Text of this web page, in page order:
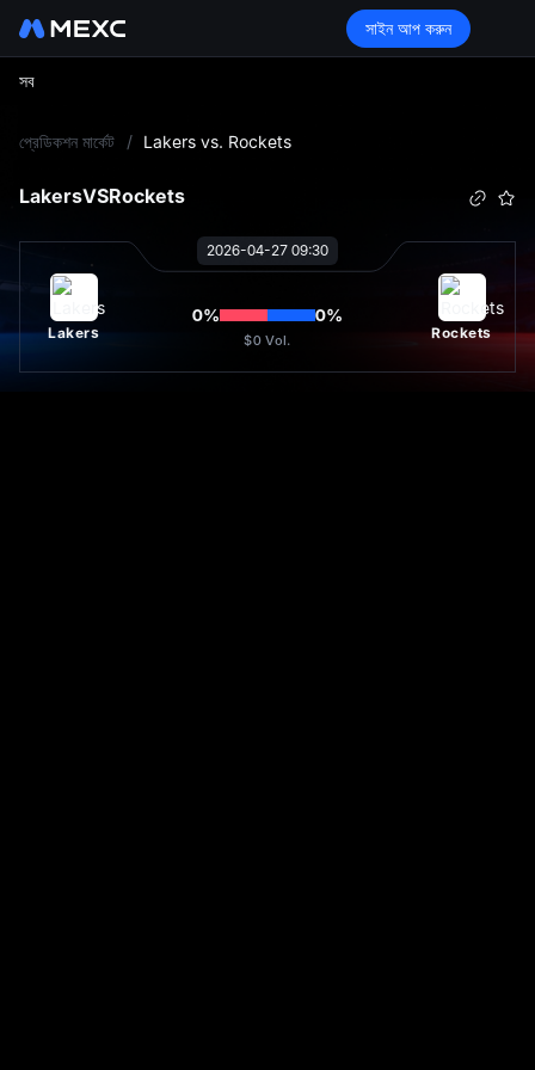
সাইন আপ করুন
সব
প্রেডিকশন মার্কেট / Lakers vs. Rockets
LakersVSRockets
2026-04-27 09:30
Lakers
0% 0%
$0 Vol. Rockets